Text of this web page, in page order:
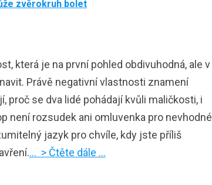
zvěrokruh bolet
která je na první pohled obdivuhodná, ale v
Právě negativní vlastnosti znamení
proč se dva lidé pohádají kvůli maličkosti, i
není rozsudek ani omluvenka pro nevhodné
jazyk pro chvíle, kdy jste příliš
… > Čtěte dále …